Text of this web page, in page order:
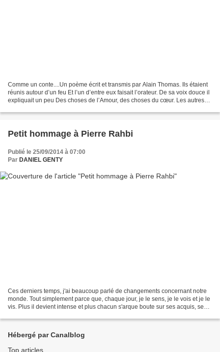
Comme un conte....Un poème écrit et transmis par Alain Thomas. Ils étaient
réunis autour d’un feu Et l’un d’entre eux faisait l’orateur. De sa voix douce il
expliquait un peu Des choses de l’Amour, des choses du cœur. Les autres
Petit hommage à Pierre Rahbi
Publié le 25/09/2014 à 07:00
Par DANIEL GENTY
Ces derniers temps, j'ai beaucoup parlé de changements concernant notre
monde. Tout simplement parce que, chaque jour, je le sens, je le vois et je le
vis. Plus il devient intense et plus chacun s'arque boute sur ses acquis, ses
Hébergé par Canalblog
Top articles